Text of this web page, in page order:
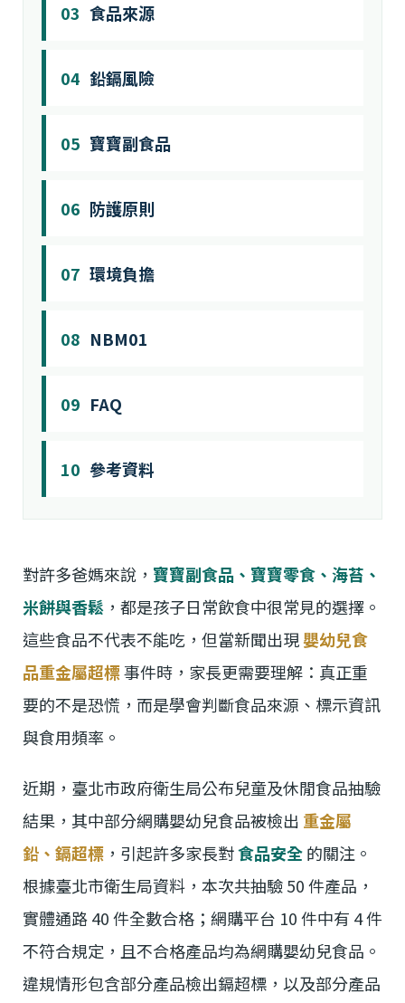
03 食品來源
04 鉛鎘風險
05 寶寶副食品
06 防護原則
07 環境負擔
08 NBM01
09 FAQ
10 參考資料
對許多爸媽來說， 寶寶副食品、寶寶零食、海苔、
米餅與香鬆 ，都是孩子日常飲食中很常見的選擇。
這些食品不代表不能吃，但當新聞出現嬰幼兒食
品重金屬超標事件時，家長更需要理解：真正重
要的不是恐慌，而是學會判斷食品來源、標示資訊
與食用頻率。
近期，臺北市政府衛生局公布兒童及休閒食品抽驗
結果，其中部分網購嬰幼兒食品被檢出 重金屬
鉛、鎘超標 ，引起許多家長對食品安全的關注。
根據臺北市衛生局資料，本次共抽驗 50 件產品，
實體通路 40 件全數合格；網購平台 10 件中有 4 件
不符合規定，且不合格產品均為網購嬰幼兒食品。
違規情形包含部分產品檢出鎘超標，以及部分產品